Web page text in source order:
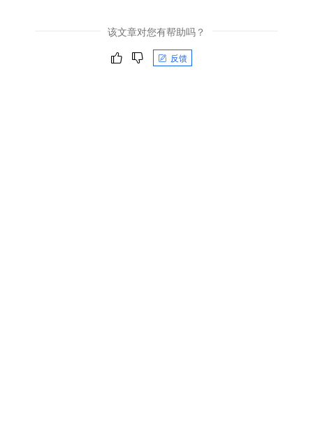
该文章对您有帮助吗？
反馈